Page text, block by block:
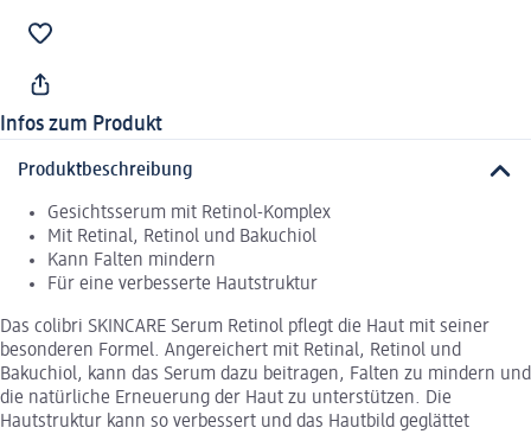
Infos zum Produkt
Produktbeschreibung
Gesichtsserum mit Retinol-Komplex
Mit Retinal, Retinol und Bakuchiol
Kann Falten mindern
Für eine verbesserte Hautstruktur
Das colibri SKINCARE Serum Retinol pflegt die Haut mit seiner
besonderen Formel. Angereichert mit Retinal, Retinol und
Bakuchiol, kann das Serum dazu beitragen, Falten zu mindern und
die natürliche Erneuerung der Haut zu unterstützen. Die
Hautstruktur kann so verbessert und das Hautbild geglättet